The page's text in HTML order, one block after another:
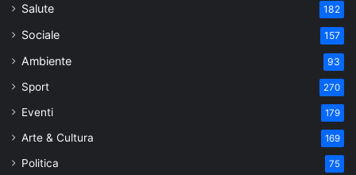
Salute 182
Sociale 157
Ambiente 93
Sport 270
Eventi 179
Arte & Cultura 169
Politica 75